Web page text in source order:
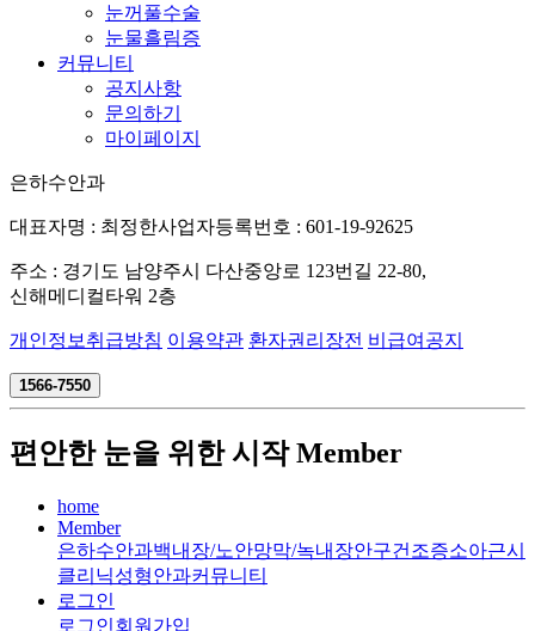
눈꺼풀수술
눈물흘림증
커뮤니티
공지사항
문의하기
마이페이지
은하수안과
대표자명 : 최정한사업자등록번호 : 601-19-92625
주소 : 경기도 남양주시 다산중앙로 123번길 22-80,
신해메디컬타워 2층
개인정보취급방침 이용약관 환자권리장전 비급여공지
1566-7550
편안한 눈을 위한 시작 Member
home
Member
은하수안과백내장/노안망막/녹내장안구건조증소아근시
클리닉성형안과커뮤니티
로그인
로그인회원가입